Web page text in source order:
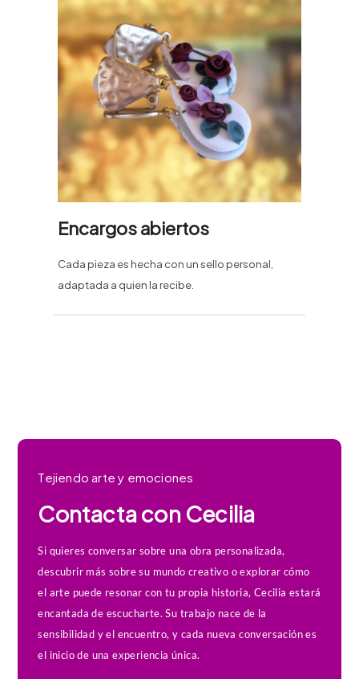
Encargos abiertos
Cada pieza es hecha con un sello personal,
adaptada a quien la recibe.
Tejiendo arte y emociones
Contacta con Cecilia
Si quieres conversar sobre una obra personalizada,
descubrir más sobre su mundo creativo o explorar cómo
el arte puede resonar con tu propia historia, Cecilia estará
encantada de escucharte. Su trabajo nace de la
sensibilidad y el encuentro, y cada nueva conversación es
el inicio de una experiencia única.